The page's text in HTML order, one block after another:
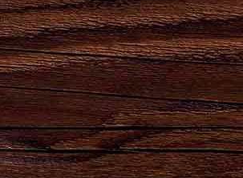
АО
Натуральный
продукт
высшего
качества для
хлеба и
кваса.
Сила
удара
твоего
сердца!